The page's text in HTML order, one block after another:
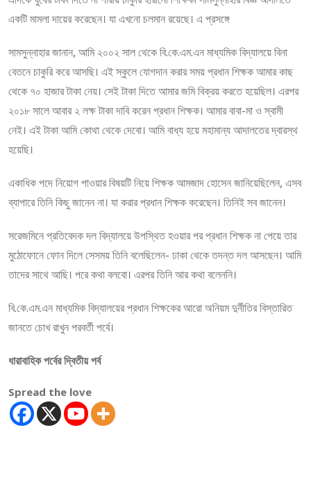
একটি মামলা দায়ের করেছেন। যা এখনো চলমান রয়েছে। এ প্রসঙ্গে
সামসুন্নাহার জানান, আমি ২০০২ সাল থেকে বি.কে.এম.এন মাধ্যমিক বিদ্যালয়ে বিনা
বেতনে চাকুরি করে আসছি। এই স্কুলে যোগদান করার সময় প্রধান শিক্ষক আমার কাছ
থেকে ৭০ হাজার টাকা নেয়। সেই টাকা দিতে আমার জমি বিক্রয় করতে হয়েছিল। এরপর
২০১৮ সালে আবার ২ লক্ষ টাকা দাবি করেন প্রধান শিক্ষক। আমার বাবা-মা ও স্বামী
নেই। এই টাকা আমি কোথা থেকে দেবো। আমি বাধ্য হয়ে মহামান্য আদালতের দ্বারস্থ
হয়েছি।
একাধিক পদে নিয়োগ পাওয়ার বিষয়টি নিয়ে শিক্ষক আমজাদ হোসেন জানিয়েছিলেন, এসব
ব্যাপারে তিনি কিছু জানেন না। যা করার প্রধান শিক্ষক করেছেন। তিনিই সব জানেন।
সরেজমিনে প্রতিবেদক দল বিদ্যালয়ে উপস্থিত হওয়ার পর প্রধান শিক্ষক না পেয়ে তার
মুঠোফোনে ফোন দিলে সেসময় তিনি বলেছিলেন- ঢাকা থেকে তদন্ত দল আসছেন। আমি
তাদের সাথে আছি। পরে কথা বলবো। এরপর তিনি আর কথা বলেননি।
বি.কে.এম.এন মাধ্যমিক বিদ্যালয়ের প্রধান শিক্ষকের আরো অনিয়ম দুর্নীতির বিস্তারিত
জানতে চোখ রাখুন পরবর্তী পর্বে।
ধারাবাহিক পর্বের দ্বিতীয় পর্ব
Spread the love